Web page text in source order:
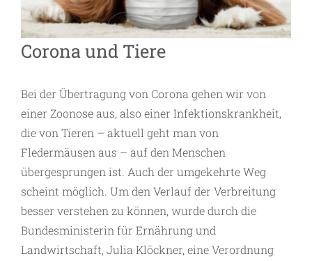
Corona und Tiere
Bei der Übertragung von Corona gehen wir von
einer Zoonose aus, also einer Infektionskrankheit,
die von Tieren – aktuell geht man von
Fledermäusen aus – auf den Menschen
übergesprungen ist. Auch der umgekehrte Weg
scheint möglich. Um den Verlauf der Verbreitung
besser verstehen zu können, wurde durch die
Bundesministerin für Ernährung und
Landwirtschaft, Julia Klöckner, eine Verordnung